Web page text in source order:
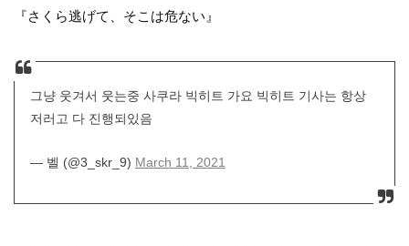
『さくら逃げて、そこは危ない』
그냥 웃겨서 웃는중 사쿠라 빅히트 가요 빅히트 기사는 항상
저러고 다 진행되있음
— 벨 (@3_skr_9) March 11, 2021